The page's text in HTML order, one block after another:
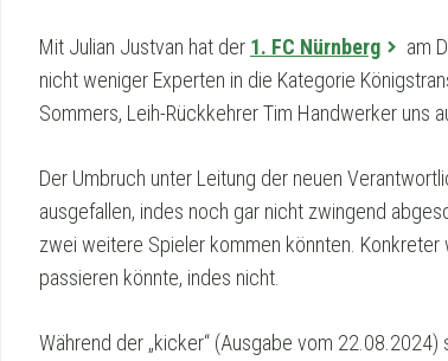
Mit Julian Justvan hat der 1. FC Nürnberg
am
nicht weniger Experten in die Kategorie
Sommers, Leih-Rückkehrer Tim Handwerker uns
Der Umbruch unter Leitung der neuen
ausgefallen, indes noch gar nicht zwingend
zwei weitere Spieler kommen könnten.
passieren könnte, indes nicht.
Während der „kicker“ (Ausgabe vom